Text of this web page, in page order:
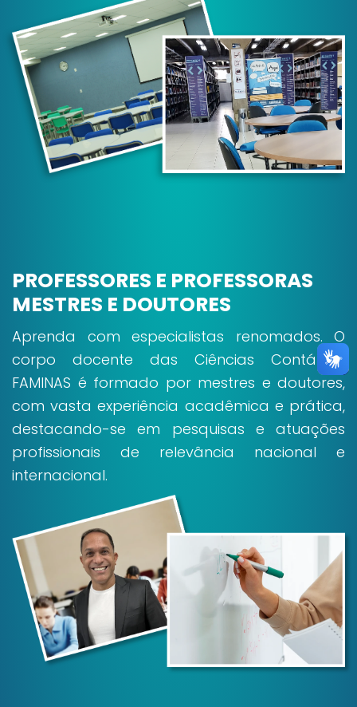
PROFESSORES E PROFESSORAS
MESTRES E DOUTORES
Aprenda com especialistas renomados. O
corpo docente das Ciências Contábeis
FAMINAS é formado por mestres e doutores,
com vasta experiência acadêmica e prática,
destacando-se em pesquisas e atuações
profissionais de relevância nacional e
internacional.